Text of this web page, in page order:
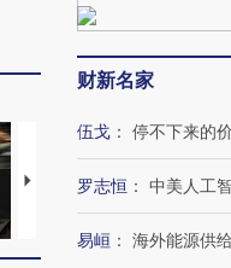
马航飞行员跨国走私7万
财新名家
伍戈 ： 停不下来的
罗志恒 ： 中美人工
易峘 ： 海外能源供